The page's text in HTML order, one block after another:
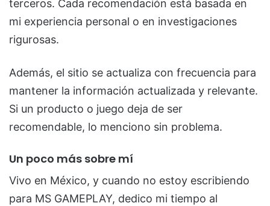
terceros. Cada recomendación está basada en
mi experiencia personal o en investigaciones
rigurosas.
Además, el sitio se actualiza con frecuencia para
mantener la información actualizada y relevante.
Si un producto o juego deja de ser
recomendable, lo menciono sin problema.
Un poco más sobre mí
Vivo en México, y cuando no estoy escribiendo
para MS GAMEPLAY, dedico mi tiempo al